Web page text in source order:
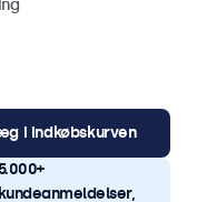
i indkøbskurven
5.000+
kundeanmeldelser,